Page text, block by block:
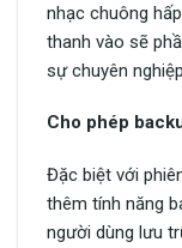
nhạc chuông
thanh vào sẽ
sự chuyên
Cho phép
Đặc biệt với
thêm tính năng
người dùng lưu